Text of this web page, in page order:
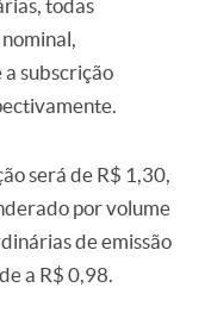
todas
subscrição
será de R$ 1,30,
por volume
de emissão
a R$ 0,98.